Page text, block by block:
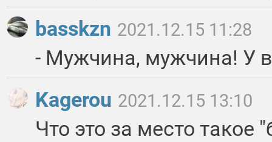
basskzn 2021.12.15 11:28
- Мужчина, мужчина! У
Kagerou 2021.12.15 13:10
Что это за место такое